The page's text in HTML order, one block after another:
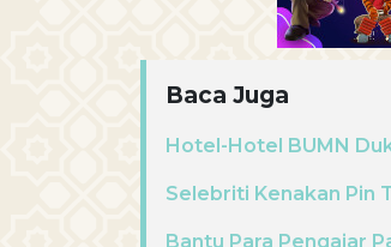
Baca Juga
Hotel-Hotel BUMN
Selebriti Kenakan Pin
Bantu Para Pengajar